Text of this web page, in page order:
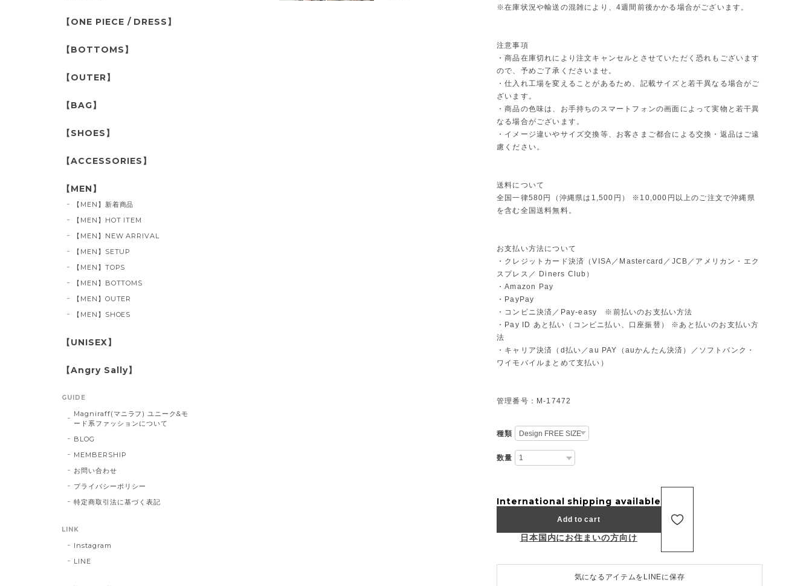
※在庫状況や輸送の混雑により、4週間前後かかる場合がございます。
注意事項
・商品在庫切れにより注文キャンセルとさせていただく恐れもございます
ので、予めご了承くださいませ。
・仕入れ工場を変えることがあるため、記載サイズと若干異なる場合がご
ざいます。
・商品の色味は、お手持ちのスマートフォンの画面によって実物と若干異
なる場合がございます。
・イメージ違いやサイズ交換等、お客さまご都合による交換・返品はご遠
慮ください。
送料について
全国一律580円（沖縄県は1,500円） ※10,000円以上のご注文で沖縄県
を含む全国送料無料。
お支払い方法について
・クレジットカード決済（VISA／Mastercard／JCB／アメリカン・エク
スプレス／ Diners Club）
・Amazon Pay
・PayPay
・コンビニ決済／Pay-easy ※前払いのお支払い方法
・Pay ID あと払い（コンビニ払い、口座振替） ※あと払いのお支払い方
法
・キャリア決済（d払い／au PAY（auかんたん決済）／ソフトバンク・
ワイモバイルまとめて支払い）
管理番号：M-17472
種類
数量
International shipping available
Add to cart
日本国内にお住まいの方向け
気になるアイテムをLINEに保存
【ONE PIECE / DRESS】
【BOTTOMS】
【OUTER】
【BAG】
【SHOES】
【ACCESSORIES】
【MEN】
【MEN】新着商品
【MEN】HOT ITEM
【MEN】NEW ARRIVAL
【MEN】SETUP
【MEN】TOPS
【MEN】BOTTOMS
【MEN】OUTER
【MEN】SHOES
【UNISEX】
【Angry Sally】
GUIDE
Magniraff(マニラフ) ユニーク&モ
ード系ファッションについて
BLOG
MEMBERSHIP
お問い合わせ
プライバシーポリシー
特定商取引法に基づく表記
LINK
Instagram
LINE